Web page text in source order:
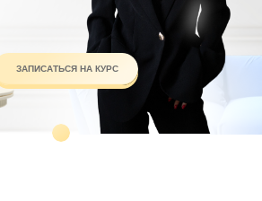
ЗАПИСАТЬСЯ НА КУРС